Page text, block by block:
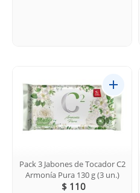
Pack 3 Jabones de Tocador C2
Armonía Pura 130 g (3 un.)
$ 110